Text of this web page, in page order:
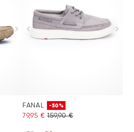
FANAL -50%
79,95 € 159,90 €